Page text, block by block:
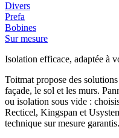
Divers
Prefa
Bobines
Sur mesure
Isolation efficace, adaptée à
Toitmat propose des
façade, le sol et les murs.
ou isolation sous vide :
Recticel, Kingspan et
technique sur mesure garantis.